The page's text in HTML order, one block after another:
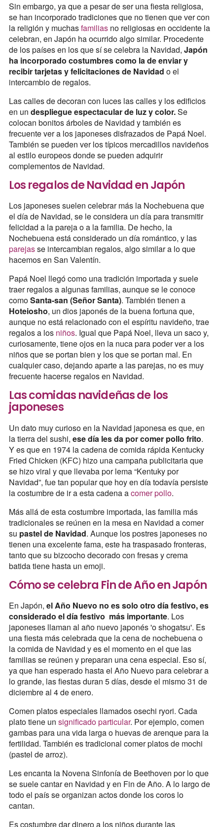
Sin embargo, ya que a pesar de ser una fiesta religiosa,
se han incorporado tradiciones que no tienen que ver con
la religión y muchasfamilias no religiosas en occidente la
celebran, en Japón ha ocurrido algo similar. Procedente
de los países en los que sí se celebra la Navidad, Japón
ha incorporado costumbres como la de enviar y
recibir tarjetas y felicitaciones de Navidad o el
intercambio de regalos.
Las calles de decoran con luces las calles y los edificios
en un despliegue espectacular de luz y color.Se
colocan bonitos árboles de Navidad y también es
frecuente ver a los japoneses disfrazados de Papá Noel.
También se pueden ver los típicos mercadillos navideños
al estilo europeos donde se pueden adquirir
complementos de Navidad.
Los regalos de Navidad en Japón
Los japoneses suelen celebrar más la Nochebuena que
el día de Navidad, se le considera un día para transmitir
felicidad a la pareja o a la familia. De hecho, la
Nochebuena está considerado un día romántico, y las
parejasse intercambian regalos, algo similar a lo que
hacemos en San Valentín.
Papá Noel llegó como una tradición importada y suele
traer regalos a algunas familias, aunque se le conoce
comoSanta-san (Señor Santa). También tienen a
Hoteiosho, un dios japonés de la buena fortuna que,
aunque no está relacionado con el espíritu navideño, trae
regalos a los niños. Igual que Papá Noel, lleva un saco y,
curiosamente, tiene ojos en la nuca para poder ver a los
niños que se portan bien y los que se portan mal. En
cualquier caso, dejando aparte a las parejas, no es muy
frecuente hacerse regalos en Navidad.
Las comidas navideñas de los
japoneses
Un dato muy curioso en la Navidad japonesa es que, en
la tierra del sushi, ese día les da por comer pollo frito.
Y es que en 1974 la cadena de comida rápida Kentucky
Fried Chicken (KFC) hizo una campaña publicitaria que
se hizo viral y que llevaba por lema “Kentuky por
Navidad”, fue tan popular que hoy en día todavía persiste
la costumbre de ir a esta cadena acomer pollo.
Más allá de esta costumbre importada, las familia más
tradicionales se reúnen en la mesa en Navidad a comer
su pastel de Navidad. Aunque los postres japoneses no
tienen una excelente fama, este ha traspasado fronteras,
tanto que su bizcocho decorado con fresas y crema
batida tiene hasta un emoji.
Cómo se celebra Fin de Año en Japón
En Japón, el Año Nuevo no es solo otro día festivo, es
considerado el día festivo más importante. Los
japoneses llaman al año nuevo japonés 'o shogatsu'. Es
una fiesta más celebrada que la cena de nochebuena o
la comida de Navidad y es el momento en el que las
familias se reúnen y preparan una cena especial. Eso sí,
ya que han esperado hasta el Año Nuevo para celebrar a
lo grande, las fiestas duran 5 días, desde el mismo 31 de
diciembre al 4 de enero.
Comen platos especiales llamados osechi ryori. Cada
plato tiene un significado particular. Por ejemplo, comen
gambas para una vida larga o huevas de arenque para la
fertilidad. También es tradicional comer platos de mochi
(pastel de arroz).
Les encanta la Novena Sinfonía de Beethoven por lo que
se suele cantar en Navidad y en Fin de Año. A lo largo de
todo el país se organizan actos donde los coros lo
cantan.
Es costumbre dar dinero a los niños durante las